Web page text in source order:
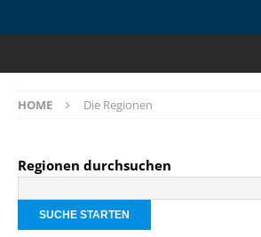
HOME Die Regionen
Regionen durchsuchen